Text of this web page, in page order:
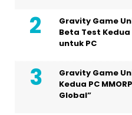
Gravity Game
Beta Test
untuk PC
Gravity Game
Kedua PC
Global”